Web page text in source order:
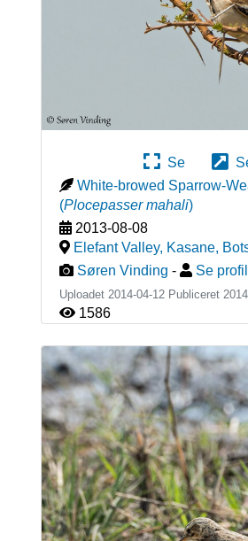
Se
White-browed Sparrow-
(Plocepasser mahali)
2013-08-08
Elefant Valley, Kasane,
Søren Vinding - Se profil
Uploadet 2014-04-12 Publiceret
1586